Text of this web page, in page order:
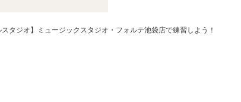
スタジオ】ミュージックスタジオ・フォルテ池袋店で練習しよう！